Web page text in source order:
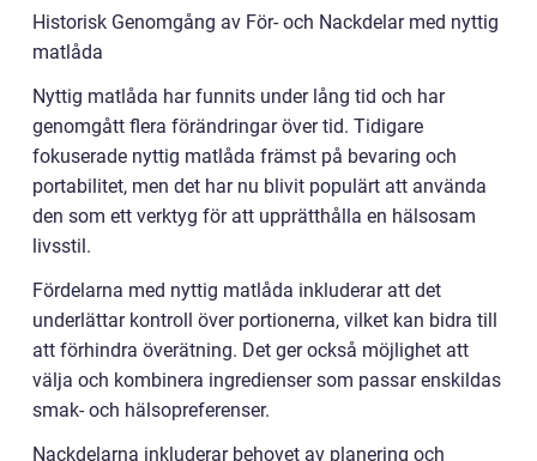
Historisk Genomgång av För- och Nackdelar med nyttig
matlåda
Nyttig matlåda har funnits under lång tid och har
genomgått flera förändringar över tid. Tidigare
fokuserade nyttig matlåda främst på bevaring och
portabilitet, men det har nu blivit populärt att använda
den som ett verktyg för att upprätthålla en hälsosam
livsstil.
Fördelarna med nyttig matlåda inkluderar att det
underlättar kontroll över portionerna, vilket kan bidra till
att förhindra överätning. Det ger också möjlighet att
välja och kombinera ingredienser som passar enskildas
smak- och hälsopreferenser.
Nackdelarna inkluderar behovet av planering och